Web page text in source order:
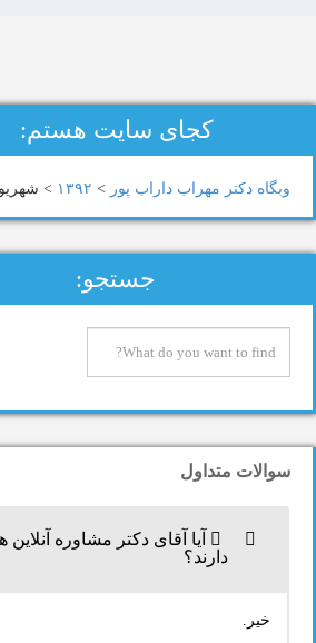
کجای سایت هستم:
وبگاه دكتر مهراب داراب پور > ۱۳۹۲ >
جستجو:
سوالات متداول
آیا آقای دکتر مشاوره آنلاین
دارند؟
خیر.